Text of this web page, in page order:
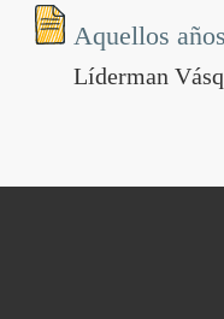
Aquellos
Líderman